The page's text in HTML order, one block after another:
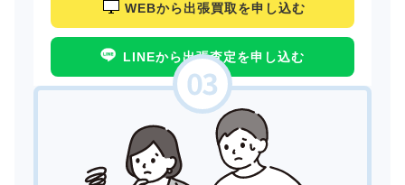
WEBから出張買取を申し込む
LINEから出張査定を申し込む